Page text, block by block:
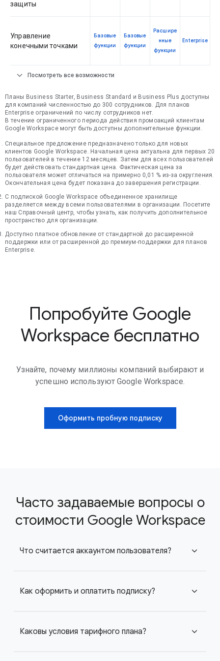
защиты
Управление
конечными точками
Базовые
функции
Базовые
функции
Расшире
нные
функции
Enterprise
expand_more Посмотреть все возможности
Планы Business Starter, Business Standard и Business Plus доступны
для компаний численностью до 300 сотрудников. Для планов
Enterprise ограничений по числу сотрудников нет.
В течение ограниченного периода действия промоакций клиентам
Google Workspace могут быть доступны дополнительные функции.
Специальное предложение предназначено только для новых
клиентов Google Workspace. Начальная цена актуальна для первых 20
пользователей в течение 12 месяцев. Затем для всех пользователей
будет действовать стандартная цена. Фактическая цена за
пользователя может отличаться на примерно 0,01 % из-за округления.
Окончательная цена будет показана до завершения регистрации.
С подпиской Google Workspace объединенное хранилище
разделяется между всеми пользователями в организации. Посетите
наш Справочный центр, чтобы узнать, как получить дополнительное
пространство для организации.
Доступно платное обновление от стандартной до расширенной
поддержки или от расширенной до премиум-поддержки для планов
Enterprise.
Попробуйте Google
Workspace бесплатно
Узнайте, почему миллионы компаний выбирают и
успешно используют Google Workspace.
Оформить пробную подписку
Часто задаваемые вопросы о
стоимости Google Workspace
Что считается аккаунтом пользователя? expand_more
Как оформить и оплатить подписку? expand_more
Каковы условия тарифного плана? expand_more